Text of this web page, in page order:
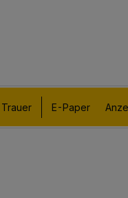
Trauer E-Paper